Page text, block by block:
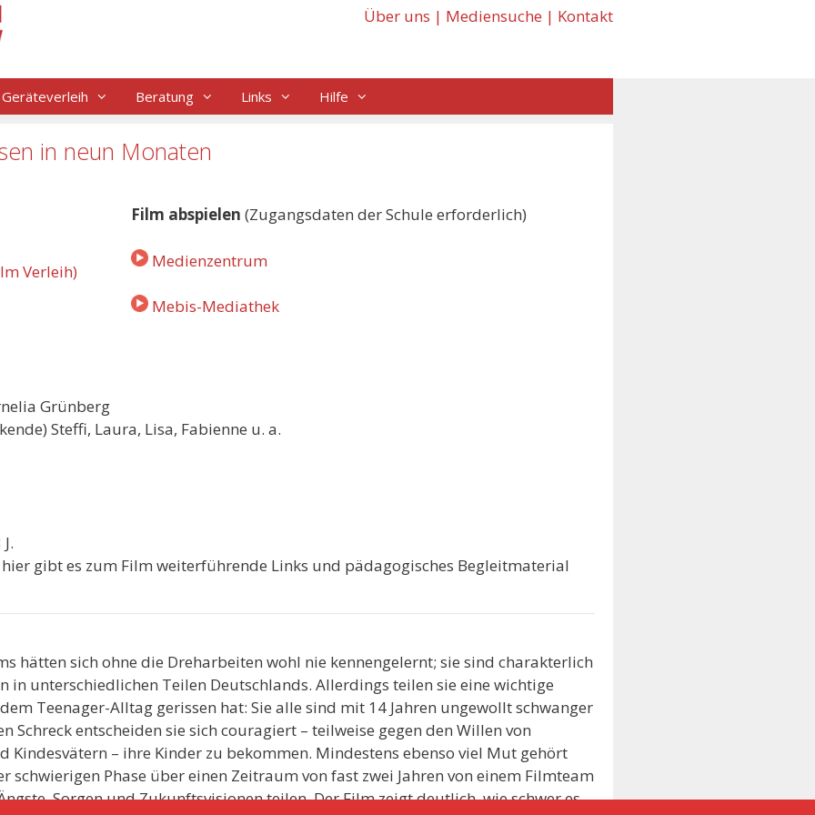
Über uns | Mediensuche | Kontakt
Geräteverleih Beratung Links Hilfe
in neun Monaten
Film abspielen (Zugangsdaten der Schule erforderlich)
Medienzentrum
Mebis-Mediathek
Grünberg
Steffi, Laura, Lisa, Fabienne u. a.
hier gibt es zum Film weiterführende Links und pädagogisches Begleitmaterial
hätten sich ohne die Dreharbeiten wohl nie kennengelernt; sie sind charakterlich
in unterschiedlichen Teilen Deutschlands. Allerdings teilen sie eine wichtige
Teenager-Alltag gerissen hat: Sie alle sind mit 14 Jahren ungewollt schwanger
Schreck entscheiden sie sich couragiert – teilweise gegen den Willen von
Kindesvätern – ihre Kinder zu bekommen. Mindestens ebenso viel Mut gehört
schwierigen Phase über einen Zeitraum von fast zwei Jahren von einem Filmteam
Sorgen und Zukunftsvisionen teilen. Der Film zeigt deutlich, wie schwer es